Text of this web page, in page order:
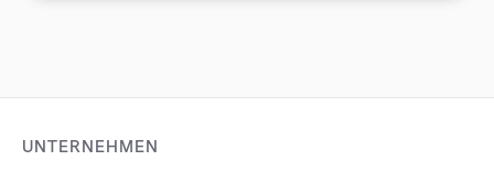
UNTERNEHMEN